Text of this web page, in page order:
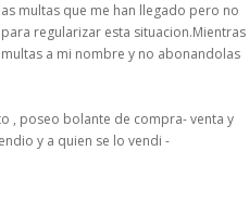
multas que me han llegado pero no
regularizar esta situacion.Mientras
a mi nombre y no abonandolas
, poseo bolante de compra- venta y
y a quien se lo vendi -